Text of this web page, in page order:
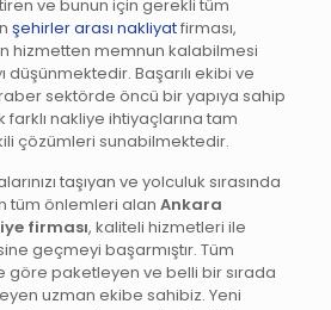
ve bunun için gerekli tüm
şehirler arası nakliyatfirması,
hizmetten memnun kalabilmesi
Başarılı ekibi ve
sektörde öncü bir yapıya sahip
farklı nakliye ihtiyaçlarına tam
çözümleri sunabilmektedir.
taşıyan ve yolculuk sırasında
tüm önlemleri alan Ankara
firması, kaliteli hizmetleri ile
geçmeyi başarmıştır. Tüm
göre paketleyen ve belli bir sırada
uzman ekibe sahibiz. Yeni